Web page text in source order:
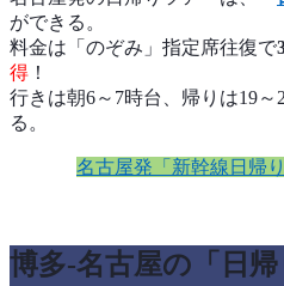
ができる。
料金は「のぞみ」指定席往復で
得 ！
行きは朝6～7時台、帰りは19
る。
名古屋発「新幹線日帰
博多-名古屋の「日